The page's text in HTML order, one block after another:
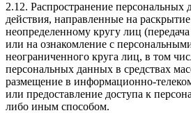
2.12. Распространение
действия, направленные на
неопределенному кругу лиц
или на ознакомление с
неограниченного круга лиц, в том
персональных данных в средствах
размещение в информационно-
или предоставление доступа к
либо иным способом.